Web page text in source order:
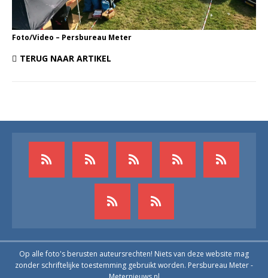
Foto/Video – Persbureau Meter
TERUG NAAR ARTIKEL
Op alle foto's berusten auteursrechten! Niets van deze website mag
zonder schriftelijke toestemming gebruikt worden. Persbureau Meter -